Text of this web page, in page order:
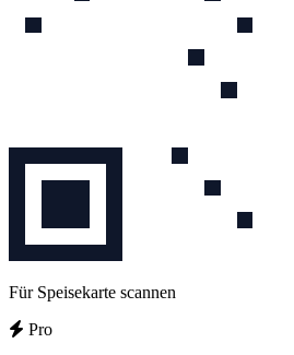
Für Speisekarte scannen
Pro